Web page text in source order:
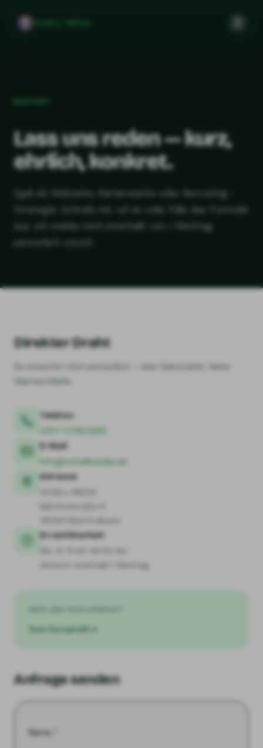
Lass uns reden — kurz,
ehrlich, konkret.
Egal ob Webseite, Karriereseite oder Recruiting-
Strategie: Schreib mir, ruf an oder fülle das Formular
aus. Ich melde mich innerhalb von 1 Werktag
Direkter Draht
Telefon
0157 57901285
E-Mail
info@schellmedia.de
Adresse
Erreichbarkeit
Antwort innerhalb 1 Werktag
Zum Kurzprofil
Anfrage senden
Name *